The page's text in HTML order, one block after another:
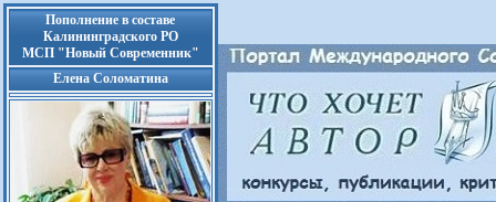
Пополнение в составе
Калининградского РО
МСП "Новый Современник"
Елена Соломатина